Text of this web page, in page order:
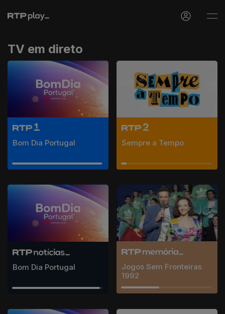
TV em direto
Bom Dia Portugal Sempre a Tempo
Bom Dia Portugal
Jogos Sem Fronteiras
1992